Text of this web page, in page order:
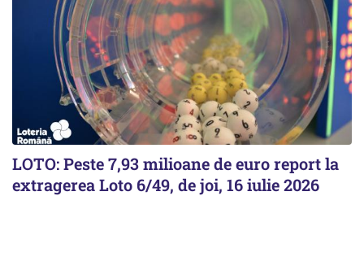
LOTO: Peste 7,93 milioane de euro report la
extragerea Loto 6/49, de joi, 16 iulie 2026